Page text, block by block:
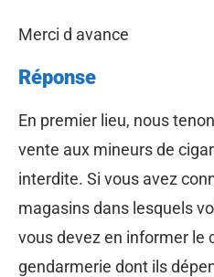
Merci d avance
Réponse
En premier lieu, nous
vente aux mineurs de
interdite. Si vous avez
magasins dans lesquels
vous devez en informer le
gendarmerie dont ils